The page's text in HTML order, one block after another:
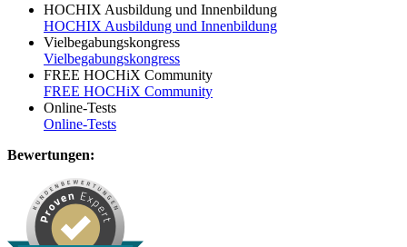
HOCHIX Ausbildung und Innenbildung
HOCHIX Ausbildung und Innenbildung
Vielbegabungskongress
Vielbegabungskongress
FREE HOCHiX Community
FREE HOCHiX Community
Online-Tests
Online-Tests
Bewertungen: